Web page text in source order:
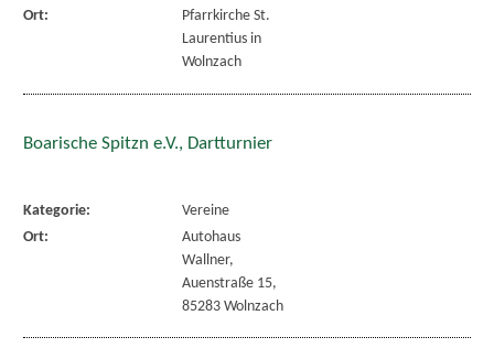
Ort:
Pfarrkirche St.
Laurentius in
Wolnzach
Boarische Spitzn e.V., Dartturnier
Kategorie:
Vereine
Ort:
Autohaus
Wallner,
Auenstraße 15,
85283 Wolnzach